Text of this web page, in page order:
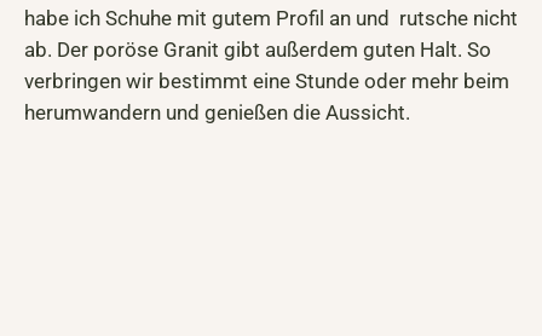
habe ich Schuhe mit gutem Profil an und rutsche nicht
ab. Der poröse Granit gibt außerdem guten Halt. So
verbringen wir bestimmt eine Stunde oder mehr beim
herumwandern und genießen die Aussicht.